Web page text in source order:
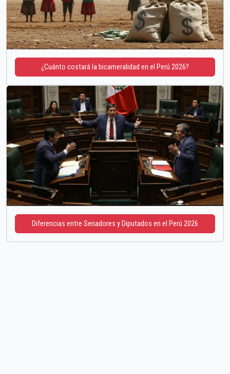
¿Cuánto costará la bicameralidad en el Perú 2026?
Diferencias entre Senadores y Diputados en el Perú 2026